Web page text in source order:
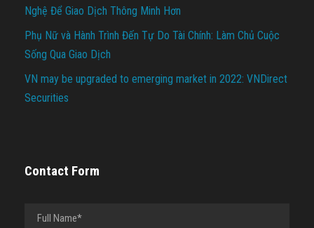
Nghệ Để Giao Dịch Thông Minh Hơn
Phụ Nữ và Hành Trình Đến Tự Do Tài Chính: Làm Chủ Cuộc
Sống Qua Giao Dịch
VN may be upgraded to emerging market in 2022: VNDirect
Securities
Contact Form